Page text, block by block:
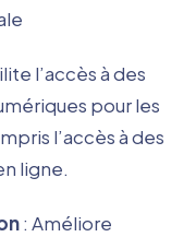
l’accès à des
pour les
l’accès à des
ligne.
: Améliore